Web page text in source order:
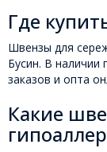
Где
Швензы для
Бусин. В наличии
заказов и опта
Какие